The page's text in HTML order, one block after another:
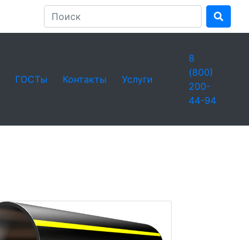
ГОСТы Контакты Услуги
8
(800)
200-
44-94